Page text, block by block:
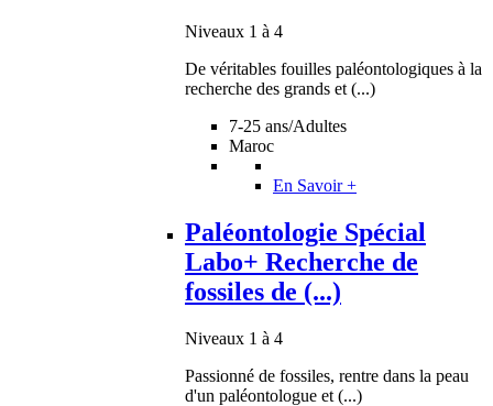
Niveaux 1 à 4
De véritables fouilles paléontologiques à la
recherche des grands et (...)
7-25 ans/Adultes
Maroc
En Savoir +
Paléontologie Spécial
Labo+ Recherche de
fossiles de (...)
Niveaux 1 à 4
Passionné de fossiles, rentre dans la peau
d'un paléontologue et (...)